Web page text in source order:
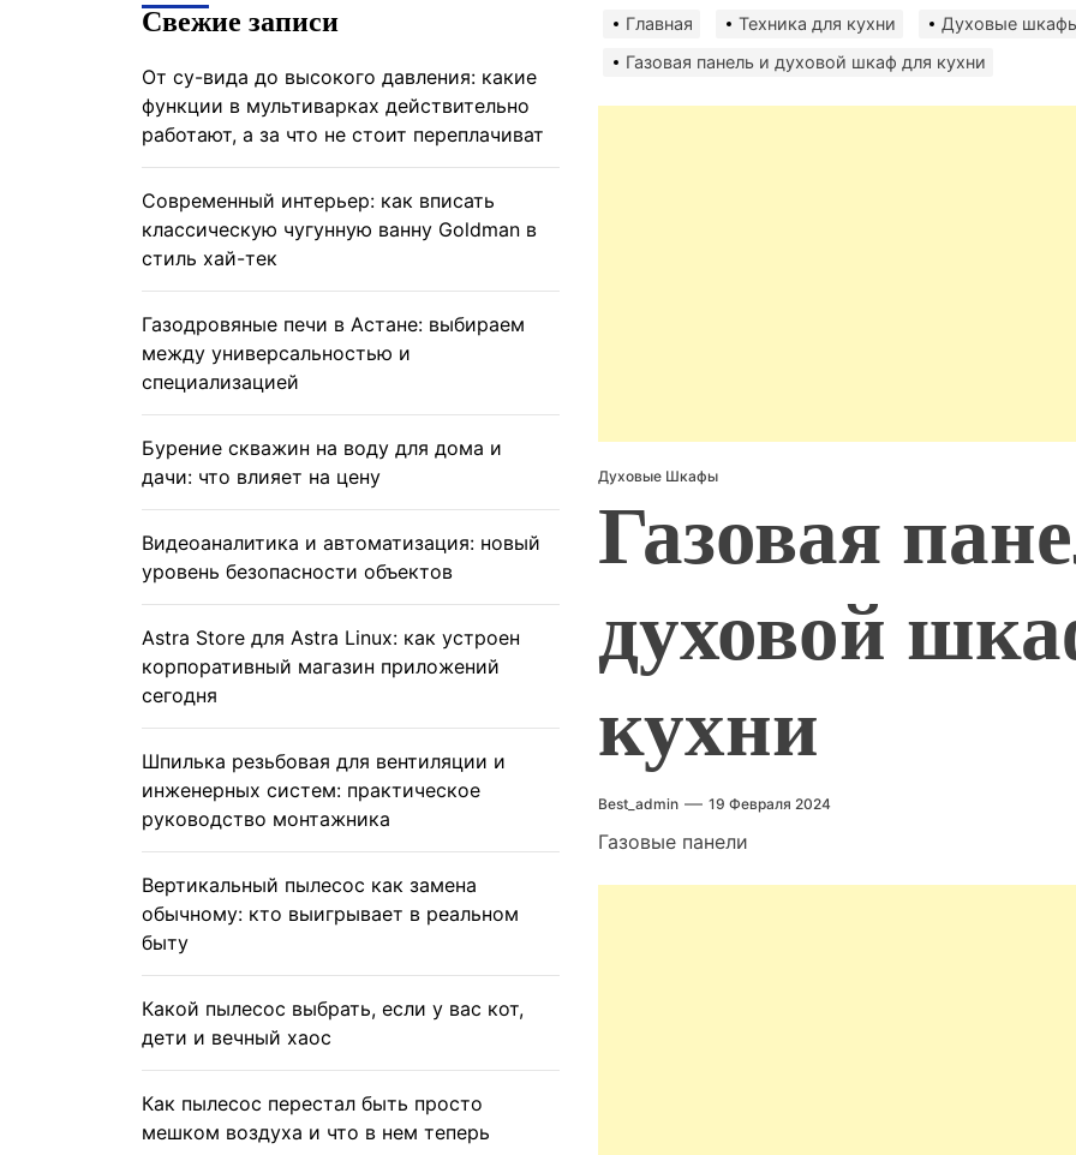
Главная Техника для кухни
Духовые
Газовая панель и духовой шкаф для кухни
Духовые Шкафы
Газовая
духовой
кухни
Best_admin 19 Февраля 2024
Газовые панели
Свежие записи
От су-вида до высокого давления: какие
функции в мультиварках действительно
работают, а за что не стоит переплачиват
Современный интерьер: как вписать
классическую чугунную ванну Goldman в
стиль хай-тек
Газодровяные печи в Астане: выбираем
между универсальностью и
специализацией
Бурение скважин на воду для дома и
дачи: что влияет на цену
Видеоаналитика и автоматизация: новый
уровень безопасности объектов
Astra Store для Astra Linux: как устроен
корпоративный магазин приложений
сегодня
Шпилька резьбовая для вентиляции и
инженерных систем: практическое
руководство монтажника
Вертикальный пылесос как замена
обычному: кто выигрывает в реальном
быту
Какой пылесос выбрать, если у вас кот,
дети и вечный хаос
Как пылесос перестал быть просто
мешком воздуха и что в нем теперь